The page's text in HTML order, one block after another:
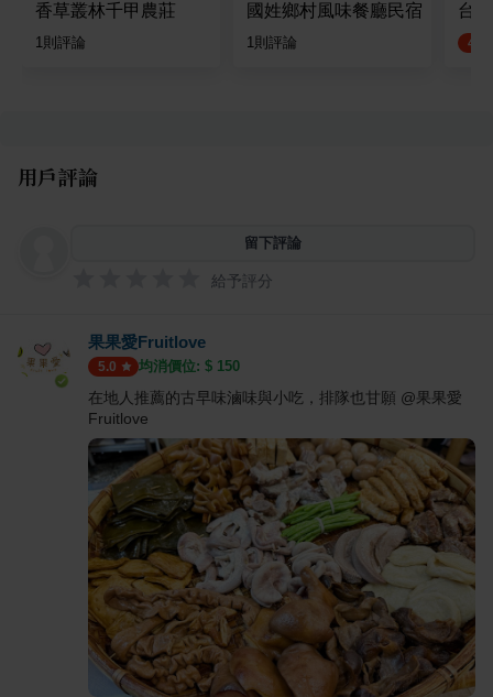
香草叢林千甲農莊
1則評論
國姓鄉村風味餐廳民宿
1則評論
台
4.4
用戶評論
留下評論
給予評分
果果愛Fruitlove
5.0 均消價位: $ 150
在地人推薦的古早味滷味與小吃，排隊也甘願 @果果愛
Fruitlove